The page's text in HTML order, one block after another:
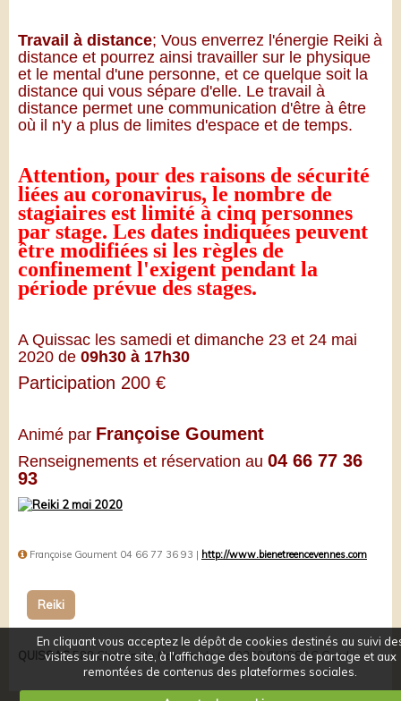
Travail à distance; Vous enverrez l'énergie Reiki à
distance et pourrez ainsi travailler sur le physique
et le mental d'une personne, et ce quelque soit la
distance qui vous sépare d'elle. Le travail à
distance permet une communication d'être à être
où il n'y a plus de limites d'espace et de temps.
Attention, pour des raisons de sécurité
liées au coronavirus, le nombre de
stagiaires est limité à cinq personnes
par stage. Les dates indiquées peuvent
être modifiées si les règles de
confinement l'exigent pendant la
période prévue des stages.
A Quissac les samedi et dimanche 23 et 24 mai
2020 de 09h30 à 17h30
Participation 200 €
Animé par Françoise Goument
Renseignements et réservation au 04 66 77 36
93
Françoise Goument 04 66 77 36 93 | http://www.bienetreencevennes.com
Reiki
QUISSAC588 Chemin de Campredon, 30260 QUISSAC Gard
En cliquant vous acceptez le dépôt de cookies destinés au suivi
visites sur notre site, à l'affichage des boutons de partage et aux
remontées de contenus des plateformes sociales.